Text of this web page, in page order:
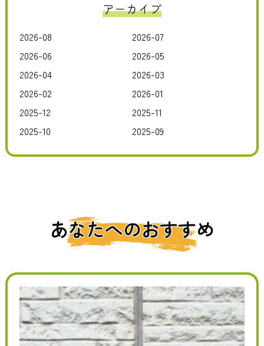
アーカイブ
2026-08
2026-07
2026-06
2026-05
2026-04
2026-03
2026-02
2026-01
2025-12
2025-11
2025-10
2025-09
あなたへのおすすめ